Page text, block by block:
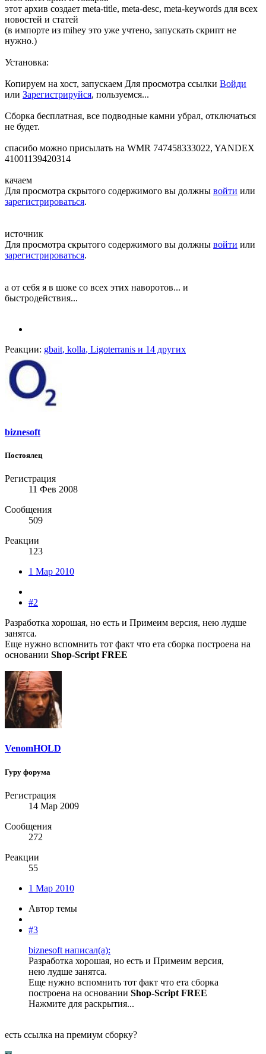
этот архив создает meta-title, meta-desc, meta-keywords для всех
новостей и статей
(в импорте из mihey это уже учтено, запускать скрипт не
нужно.)
Установка:
Копируем на хост, запускаем Для просмотра ссылки Войди
или Зарегистрируйся, пользуемся...
Сборка бесплатная, все подводные камни убрал, отключаться
не будет.
спасибо можно присылать на WMR 747458333022, YANDEX
41001139420314
качаем
Для просмотра скрытого содержимого вы должны войти или
зарегистрироваться.
источник
Для просмотра скрытого содержимого вы должны войти или
зарегистрироваться.
а от себя я в шоке со всех этих наворотов... и
быстродействия...
Реакции: gbait, kolla, Ligoterranis и 14 других
biznesoft
Постоялец
Регистрация
11 Фев 2008
Сообщения
509
Реакции
123
1 Мар 2010
#2
Разработка хорошая, но есть и Примеим версия, нею лудше
занятса.
Еще нужно вспомнить тот факт что ета сборка построена на
основании Shop-Script FREE
VenomHOLD
Гуру форума
Регистрация
14 Мар 2009
Сообщения
272
Реакции
55
1 Мар 2010
Автор темы
#3
biznesoft написал(а):
Разработка хорошая, но есть и Примеим версия,
нею лудше занятса.
Еще нужно вспомнить тот факт что ета сборка
построена на основании Shop-Script FREE
Нажмите для раскрытия...
есть ссылка на премиум сборку?